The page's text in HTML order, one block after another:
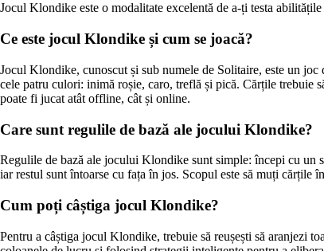
Jocul Klondike este o modalitate excelentă de a-ți testa
Ce este jocul Klondike și cum se joacă?
Jocul Klondike, cunoscut și sub numele de Solitaire, este un
cele patru culori: inimă roșie, caro, treflă și pică. Cărțile trebuie
poate fi jucat atât offline, cât și online.
Care sunt regulile de bază ale jocului Klondike?
Regulile de bază ale jocului Klondike sunt simple: începi cu un
iar restul sunt întoarse cu fața în jos. Scopul este să muți cărțile
Cum poți câștiga jocul Klondike?
Pentru a câștiga jocul Klondike, trebuie să reușești să aranjezi